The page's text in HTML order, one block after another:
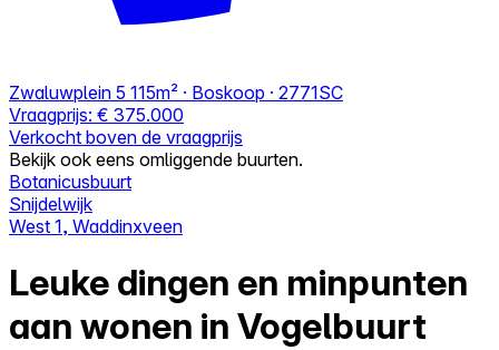
Zwaluwplein 5 115m² · Boskoop · 2771SC
Vraagprijs: € 375.000
Verkocht boven de vraagprijs
Bekijk ook eens omliggende buurten.
Botanicusbuurt
Snijdelwijk
West 1, Waddinxveen
Leuke dingen en minpunten
aan wonen in Vogelbuurt